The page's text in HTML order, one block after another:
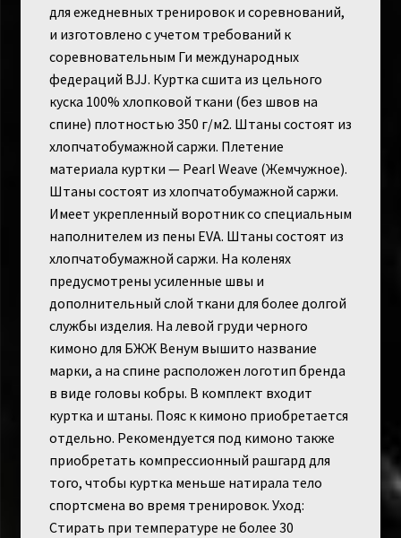
для ежедневных тренировок и соревнований,
и изготовлено с учетом требований к
соревновательным Ги международных
федераций BJJ. Куртка сшита из цельного
куска 100% хлопковой ткани (без швов на
спине) плотностью 350 г/м2. Штаны состоят из
хлопчатобумажной саржи. Плетение
материала куртки — Pearl Weave (Жемчужное).
Штаны состоят из хлопчатобумажной саржи.
Имеет укрепленный воротник со специальным
наполнителем из пены EVA. Штаны состоят из
хлопчатобумажной саржи. На коленях
предусмотрены усиленные швы и
дополнительный слой ткани для более долгой
службы изделия. На левой груди черного
кимоно для БЖЖ Венум вышито название
марки, а на спине расположен логотип бренда
в виде головы кобры. В комплект входит
куртка и штаны. Пояс к кимоно приобретается
отдельно. Рекомендуется под кимоно также
приобретать компрессионный рашгард для
того, чтобы куртка меньше натирала тело
спортсмена во время тренировок. Уход:
Стирать при температуре не более 30